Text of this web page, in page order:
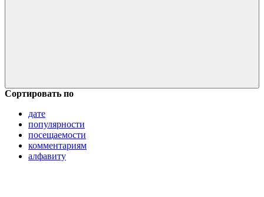
Сортировать по
дате
популярности
посещаемости
комментариям
алфавиту